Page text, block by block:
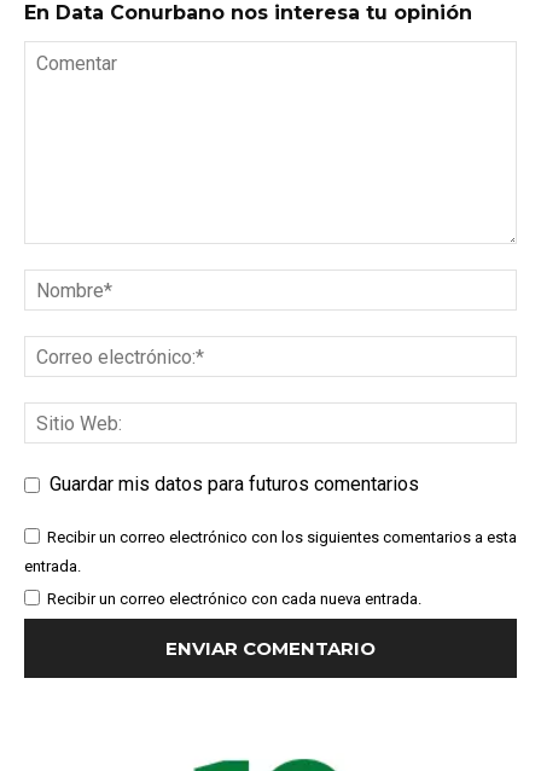
En Data Conurbano nos interesa tu opinión
Guardar mis datos para futuros comentarios
Recibir un correo electrónico con los siguientes comentarios a esta
entrada.
Recibir un correo electrónico con cada nueva entrada.